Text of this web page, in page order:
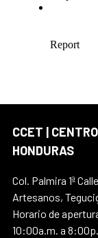
CCET |
HONDURAS
Col. Palmira 1ª
Artesanos,
Horario de
10:00a.m. a